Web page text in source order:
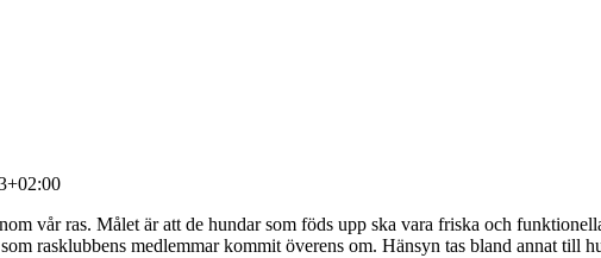
vår ras. Målet är att de hundar som föds upp ska vara friska och
rasklubbens medlemmar kommit överens om. Hänsyn tas bland annat till